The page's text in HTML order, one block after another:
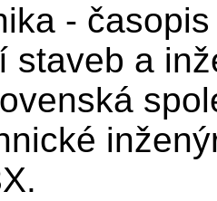
-
staveb a